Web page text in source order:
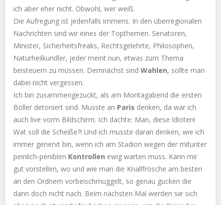
ich aber eher nicht. Obwohl, wer weiß.
Die Aufregung ist jedenfalls immens. In den überregionalen
Nachrichten sind wir eines der Topthemen. Senatoren,
Minister, Sicherheitsfreaks, Rechtsgelehrte, Philosophen,
Naturheilkundler, jeder meint nun, etwas zum Thema
beisteuern zu müssen. Demnächst sindWahlen, sollte man
dabei nicht vergessen.
Ich bin zusammengezuckt, als am Montagabend die ersten
Böller detoniert sind. Musste an Paris denken, da war ich
auch live vorm Bildschirm. Ich dachte: Man, diese Idioten!
Wat soll die Scheiße?! Und ich musste daran denken, wie ich
immer genervt bin, wenn ich am Stadion wegen der mitunter
peinlich-peniblen Kontrollen ewig warten muss. Kann mir
gut vorstellen, wo und wie man die Knallfrösche am besten
an den Ordnern vorbeischmuggelt, so genau gucken die
dann doch nicht nach. Beim nächsten Mal werden sie sich